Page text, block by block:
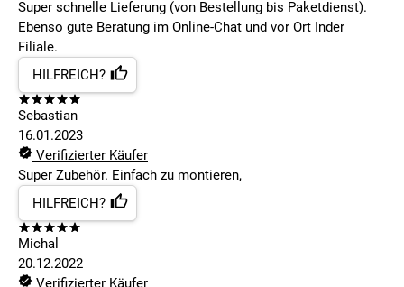
Super schnelle Lieferung (von Bestellung bis Paketdienst).
Ebenso gute Beratung im Online-Chat und vor Ort Inder
Filiale.
HILFREICH?
Sebastian
16.01.2023
Verifizierter Käufer
Super Zubehör. Einfach zu montieren,
HILFREICH?
Michal
20.12.2022
Verifizierter Käufer